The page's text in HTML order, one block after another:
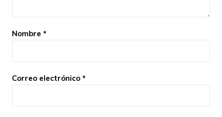
Nombre *
Correo electrónico *